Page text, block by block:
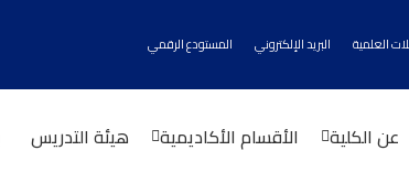
العلمية البريد الإلكتروني المستودع الرقمي
عن الكلية الأقسام الأكاديمية هيئة التدريس